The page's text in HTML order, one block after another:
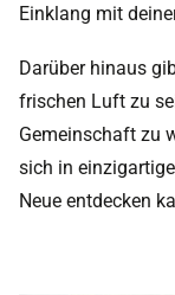
Einklang mit
Darüber hinaus
frischen Luft zu
Gemeinschaft zu
sich in
Neue entdecken